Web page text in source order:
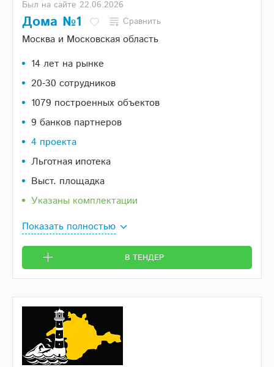
Был на сайте 22.06.2026
Дома №1 Сравнить
Москва и Московская область
14 лет на рынке
20-30 сотрудников
1079 построенных объектов
9 банков партнеров
4 проекта
Льготная ипотека
Выст. площадка
Указаны комплектации
Показать полностью
В ТЕНДЕР